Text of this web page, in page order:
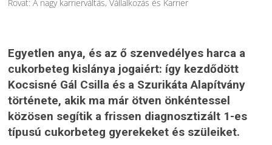
Rovat:A nagy karrierváltás,Vállalkozás és Karrier
Egyetlen anya, és az ő szenvedélyes harca a
cukorbeteg kislánya jogaiért: így kezdődött
Kocsisné Gál Csilla és a Szurikáta Alapítvány
története, akik ma már ötven önkéntessel
közösen segítik a frissen diagnosztizált 1-es
típusú cukorbeteg gyerekeket és szüleiket.